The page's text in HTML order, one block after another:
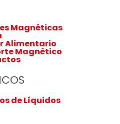
Magnéticas
Alimentario
Magnético
de Líquidos